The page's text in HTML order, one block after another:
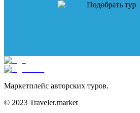
Подобрать тур
Маркетплейс авторских туров.
© 2023 Traveler.market